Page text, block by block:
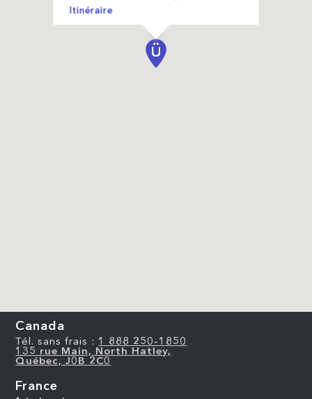
Itinéraire
Canada
Tél. sans frais : 1 888 250-1850
135 rue Main, North Hatley,
Québec, J0B 2C0
France